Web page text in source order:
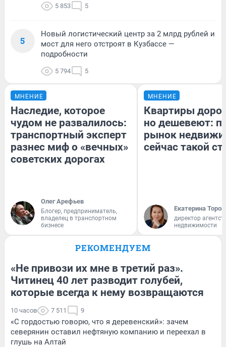
5 853 5
5
Новый логистический центр за 2 млрд рублей и
мост для него отстроят в Кузбассе —
подробности
5 794 5
МНЕНИЕ
Наследие, которое
чудом не развалилось:
транспортный эксперт
разнес миф о «вечных»
советских дорогах
Олег Арефьев
Блогер, предприниматель,
владелец в транспортном
бизнесе
МНЕНИЕ
Квартиры
но дешевеют:
рынок
сейчас такой
Екатерина
директор
недвижимости
РЕКОМЕНДУЕМ
«Не привози их мне в третий раз».
Читинец 40 лет разводит голубей,
которые всегда к нему возвращаются
10 часов 7 511 9
«С гордостью говорю, что я деревенский»: зачем
северянин оставил нефтяную компанию и переехал в
глушь на Алтай